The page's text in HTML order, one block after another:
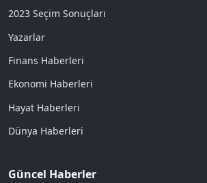
2023 Seçim Sonuçları
Yazarlar
Finans Haberleri
Ekonomi Haberleri
Hayat Haberleri
Dünya Haberleri
Güncel Haberler